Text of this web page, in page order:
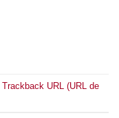
Trackback URL (URL de